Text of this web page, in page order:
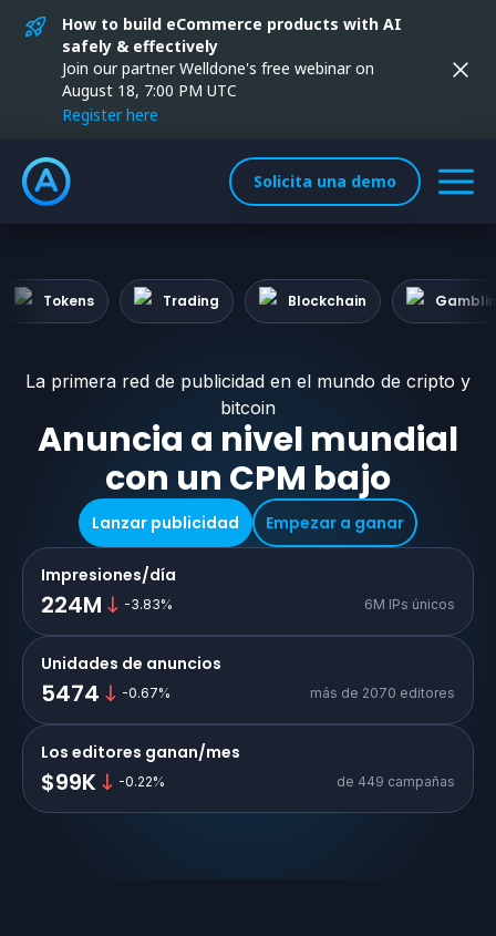
How to build eCommerce products with AI
safely & effectively
Join our partner Welldone's free webinar on
August 18, 7:00 PM UTC
Register here
Solicita una demo
Tokens Trading Blockchain
La primera red de publicidad en el mundo de cripto y
bitcoin
Anuncia a nivel mundial
con un CPM bajo
Lanzar publicidad Empezar a ganar
Impresiones/día
224M -3.83% 6M IPs únicos
Unidades de anuncios
5474 -0.67% más de 2070 editores
Los editores ganan/mes
$99K -0.22% de 449 campañas